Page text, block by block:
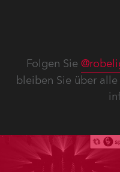
Folgen Sie
bleiben Sie über